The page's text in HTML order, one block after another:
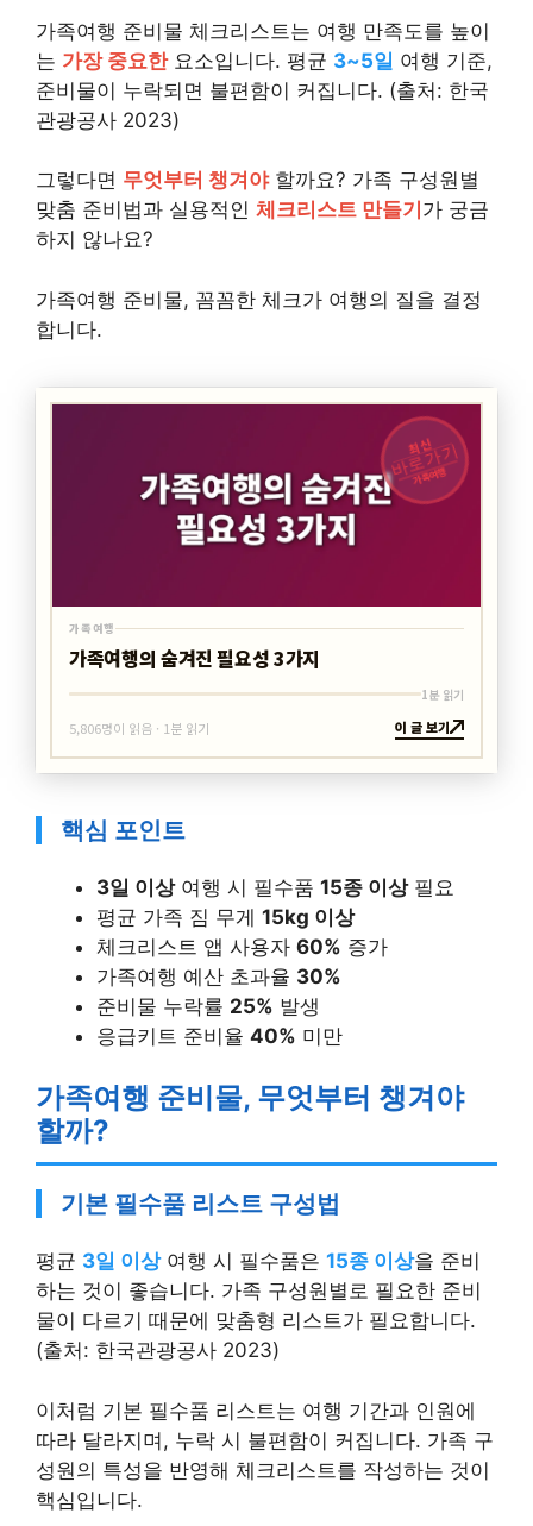
가족여행 준비물 체크리스트는 여행 만족도를 높이
는 가장 중요한요소입니다. 평균 3~5일 여행 기준,
준비물이 누락되면 불편함이 커집니다. (출처: 한국
관광공사 2023)
그렇다면 무엇부터 챙겨야할까요? 가족 구성원별
맞춤 준비법과 실용적인 체크리스트 만들기 가 궁금
하지 않나요?
가족여행 준비물, 꼼꼼한 체크가 여행의 질을 결정
합니다.
최신
바로가기
가족여행
가족여행
가족여행의 숨겨진 필요성 3가지
1분 읽기
5,806명이 읽음 · 1분 읽기 이 글 보기
핵심 포인트
3일 이상여행 시 필수품 15종 이상필요
평균 가족 짐 무게 15kg 이상
체크리스트 앱 사용자 60% 증가
가족여행 예산 초과율 30%
준비물 누락률 25% 발생
응급키트 준비율 40% 미만
가족여행 준비물, 무엇부터 챙겨야
할까?
기본 필수품 리스트 구성법
평균 3일 이상여행 시 필수품은 15종 이상을 준비
하는 것이 좋습니다. 가족 구성원별로 필요한 준비
물이 다르기 때문에 맞춤형 리스트가 필요합니다.
(출처: 한국관광공사 2023)
이처럼 기본 필수품 리스트는 여행 기간과 인원에
따라 달라지며, 누락 시 불편함이 커집니다. 가족 구
성원의 특성을 반영해 체크리스트를 작성하는 것이
핵심입니다.